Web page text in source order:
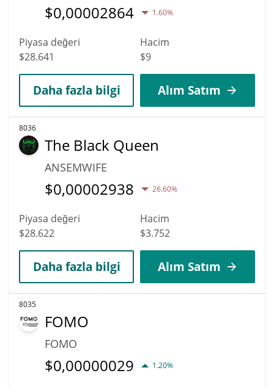
$0,00002864 1.60%
Piyasa değeri
$28.641
Hacim
$9
Daha fazla bilgi Alım Satım
8036
The Black Queen
ANSEMWIFE
$0,00002938 26.60%
Piyasa değeri
$28.622
Hacim
$3.752
Daha fazla bilgi Alım Satım
8035
FOMO
FOMO
$0,00000029 1.20%